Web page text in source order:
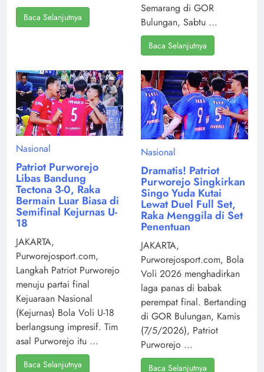
Baca Selanjutnya
Semarang di GOR
Bulungan, Sabtu ...
Baca Selanjutnya
Nasional
Patriot Purworejo
Libas Bandung
Tectona 3-0, Raka
Bermain Luar Biasa di
Semifinal Kejurnas U-
18
JAKARTA,
Purworejosport.com,
Langkah Patriot Purworejo
menuju partai final
Kejuaraan Nasional
(Kejurnas) Bola Voli U-18
berlangsung impresif. Tim
asal Purworejo itu ...
Baca Selanjutnya
Nasional
Dramatis! Patriot
Purworejo Singkirkan
Singo Yuda Kutai
Lewat Duel Full Set,
Raka Menggila di Set
Penentuan
JAKARTA,
Purworejosport.com, Bola
Voli 2026 menghadirkan
laga panas di babak
perempat final. Bertanding
di GOR Bulungan, Kamis
(7/5/2026), Patriot
Purworejo ...
Baca Selanjutnya